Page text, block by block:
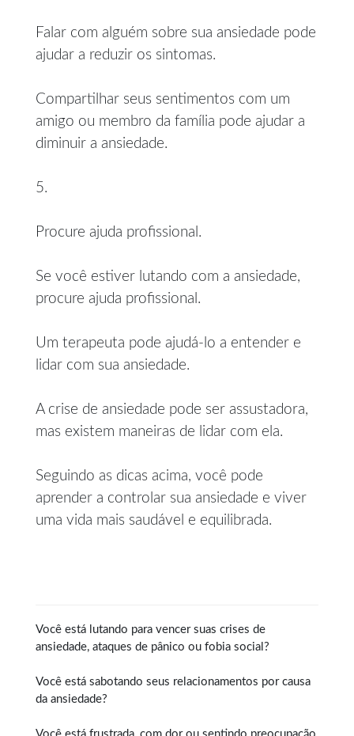
Falar com alguém sobre sua ansiedade pode
ajudar a reduzir os sintomas.
Compartilhar seus sentimentos com um
amigo ou membro da família pode ajudar a
diminuir a ansiedade.
5.
Procure ajuda profissional.
Se você estiver lutando com a ansiedade,
procure ajuda profissional.
Um terapeuta pode ajudá-lo a entender e
lidar com sua ansiedade.
A crise de ansiedade pode ser assustadora,
mas existem maneiras de lidar com ela.
Seguindo as dicas acima, você pode
aprender a controlar sua ansiedade e viver
uma vida mais saudável e equilibrada.
Você está lutando para vencer suas crises de
ansiedade, ataques de pânico ou fobia social?
Você está sabotando seus relacionamentos por causa
da ansiedade?